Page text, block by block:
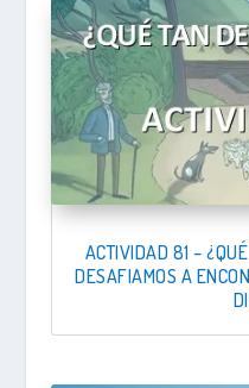
ACTIVIDAD 81 –
DESAFIAMOS A